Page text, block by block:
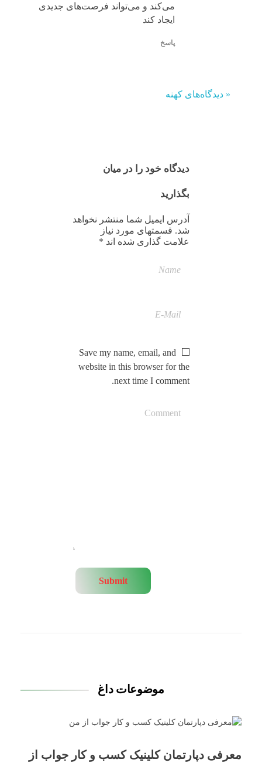
می‌کند و می‌تواند فرصت‌های جدیدی
ایجاد کند
پاسخ
« دیدگاه‌های کهنه
دیدگاه خود را در میان
بگذارید
آدرس ایمیل شما منتشر نخواهد
شد. قسمتهای مورد نیاز
علامت گذاری شده اند *
Save my name, email, and
website in this browser for the
next time I comment.
موضوعات داغ
معرفی دپارتمان کلینیک کسب و کار جواب از